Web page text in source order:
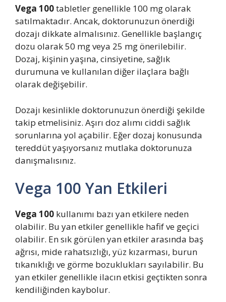
Vega 100tabletler genellikle 100 mg olarak
satılmaktadır. Ancak, doktorunuzun önerdiği
dozajı dikkate almalısınız. Genellikle başlangıç
dozu olarak 50 mg veya 25 mg önerilebilir.
Dozaj, kişinin yaşına, cinsiyetine, sağlık
durumuna ve kullanılan diğer ilaçlara bağlı
olarak değişebilir.
Dozajı kesinlikle doktorunuzun önerdiği şekilde
takip etmelisiniz. Aşırı doz alımı ciddi sağlık
sorunlarına yol açabilir. Eğer dozaj konusunda
tereddüt yaşıyorsanız mutlaka doktorunuza
danışmalısınız.
Vega 100 Yan Etkileri
Vega 100 kullanımı bazı yan etkilere neden
olabilir. Bu yan etkiler genellikle hafif ve geçici
olabilir. En sık görülen yan etkiler arasında baş
ağrısı, mide rahatsızlığı, yüz kızarması, burun
tıkanıklığı ve görme bozuklukları sayılabilir. Bu
yan etkiler genellikle ilacın etkisi geçtikten sonra
kendiliğinden kaybolur.